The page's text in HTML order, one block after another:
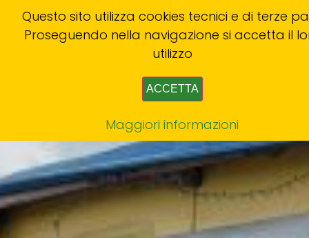
Questo sito utilizza cookies tecnici e di terze
Proseguendo nella navigazione si accetta il
utilizzo
ACCETTA
Maggiori informazioni